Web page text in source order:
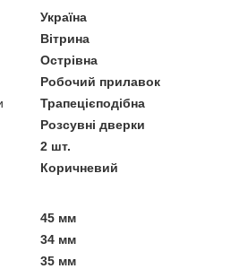
Україна
Вітрина
Острівна
Робочий прилавок
Трапецієподібна
Розсувні дверки
2 шт.
Коричневий
45 мм
34 мм
35 мм